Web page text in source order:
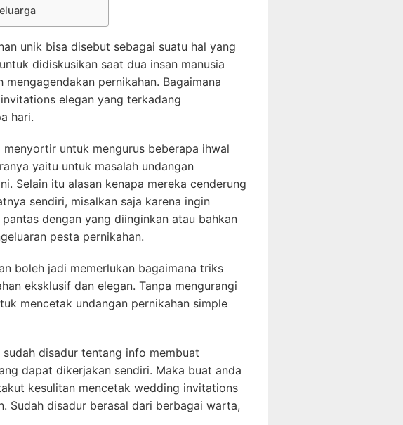
unik bisa disebut sebagai suatu hal yang
didiskusikan saat dua insan manusia
pernikahan. Bagaimana
elegan yang terkadang
hari.
untuk mengurus beberapa ihwal
yaitu untuk masalah undangan
Selain itu alasan kenapa mereka cenderung
sendiri, misalkan saja karena ingin
dengan yang diinginkan atau bahkan
pesta pernikahan.
boleh jadi memerlukan bagaimana triks
eksklusif dan elegan. Tanpa mengurangi
mencetak undangan pernikahan simple
disadur tentang info membuat
dapat dikerjakan sendiri. Maka buat anda
kesulitan mencetak wedding invitations
Sudah disadur berasal dari berbagai warta,